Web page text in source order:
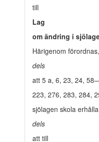
till
Lag
om ändring i
Härigenom förordnas,
dels
att 5 a, 6, 23, 24,
223, 276, 283, 284,
sjölagen skola
dels
att till